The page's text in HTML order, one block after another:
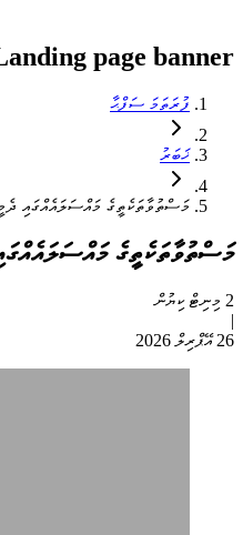
page banner
ފުރަތަމަ ސަފްޙާ
ޚަބަރު
މަސްތުވާތަކެތީގެ މައްސަލައެއްގައި
މަސްތުވާތަކެތީގެ
2 މިނިޓް ކިޔުން
|
26 އޭޕްރިލް 2026